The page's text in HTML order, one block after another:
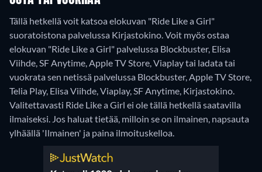
Tällä hetkellä voit katsoa elokuvan "Ride Like a Girl"
suoratoistona palvelussa Kirjastokino. Voit myös ostaa
elokuvan "Ride Like a Girl" palvelussa Blockbuster, Elisa
Viihde, SF Anytime, Apple TV Store, Viaplay tai ladata tai
vuokrata sen netissä palvelussa Blockbuster, Apple TV Store,
Telia Play, Elisa Viihde, Viaplay, SF Anytime, Kirjastokino.
Valitettavasti Ride Like a Girl ei ole tällä hetkellä saatavilla
ilmaiseksi. Jos haluat tietää, milloin se on ilmainen, napsauta
ylhäällä 'Ilmainen' ja paina ilmoituskelloa.